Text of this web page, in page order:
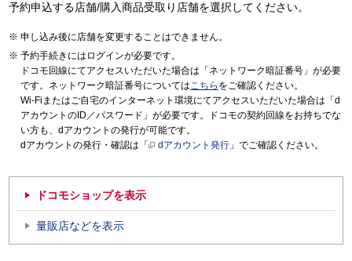
予約申込する店舗/購入商品受取り店舗を選択してください。
申し込み後に店舗を変更することはできません。
予約手続きにはログインが必要です。
ドコモ回線にてアクセスいただいた場合は「ネットワーク暗証番号」が必要
です。ネットワーク暗証番号についてはこちら をご確認ください。
Wi-Fiまたはご自宅のインターネット環境にてアクセスいただいた場合は「d
アカウントのID／パスワード」が必要です。ドコモの契約回線をお持ちでな
い方も、dアカウントの発行が可能です。
dアカウントの発行・確認は「
dアカウント発行 」でご確認ください。
ドコモショップを表示
量販店などを表示